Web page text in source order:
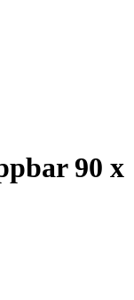
90 x